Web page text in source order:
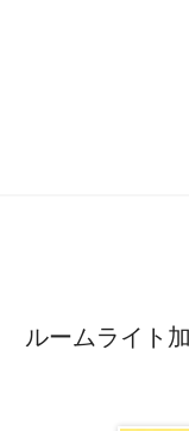
ルームライト